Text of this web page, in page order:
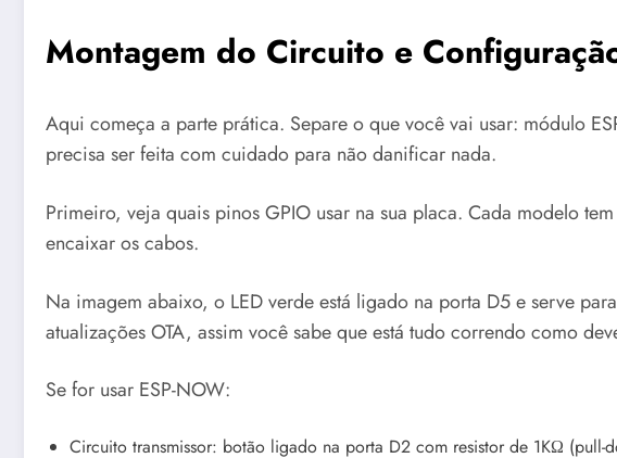
Montagem do Circuito e
Aqui começa a parte prática. Separe o que você vai usar: módulo
precisa ser feita com cuidado para não danificar nada.
Primeiro, veja quais pinos GPIO usar na sua placa. Cada modelo
encaixar os cabos.
Na imagem abaixo, o LED verde está ligado na porta D5 e serve
atualizações OTA, assim você sabe que está tudo correndo como
Se for usar ESP-NOW:
Circuito transmissor: botão ligado na porta D2 com resistor de 1KΩ (pull-